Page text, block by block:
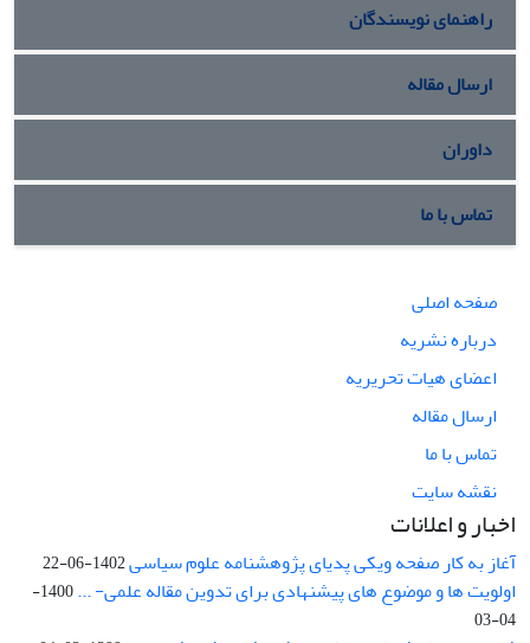
راهنمای نویسندگان
ارسال مقاله
داوران
تماس با ما
صفحه اصلی
درباره نشریه
اعضای هیات تحریریه
ارسال مقاله
تماس با ما
نقشه سایت
اخبار و اعلانات
آغاز به کار صفحه ویکی پدیای پژوهشنامه علوم سیاسی1402-06-22
اولویت ها و موضوع های پیشنهادی برای تدوین مقاله علمی- ...
1400-
04-03